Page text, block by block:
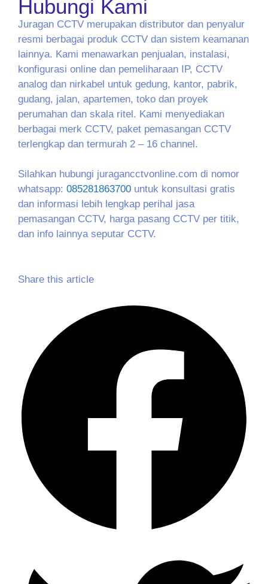
Hubungi Kami
Juragan CCTV merupakan distributor dan penyalur
resmi berbagai produk CCTV dan sistem keamanan
lainnya. Kami menawarkan penjualan, instalasi,
konfigurasi online dan pemeliharaan IP, CCTV
analog dan nirkabel untuk gedung, kantor, pabrik,
gudang, jalan, apartemen, toko dan proyek
perumahan dan skala ritel. Kami menyediakan
berbagai merk CCTV, paket pemasangan CCTV
terlengkap dan termurah 2 – 16 channel.
Silahkan hubungi juragancctvonline.com di nomor
whatsapp: 085281863700 untuk konsultasi gratis
dan informasi lebih lengkap perihal jasa
pemasangan CCTV, harga pasang CCTV per titik,
dan info lainnya seputar CCTV.
Share this article